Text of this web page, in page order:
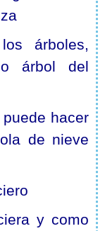
árboles,
árbol del
hacer
de nieve
y como